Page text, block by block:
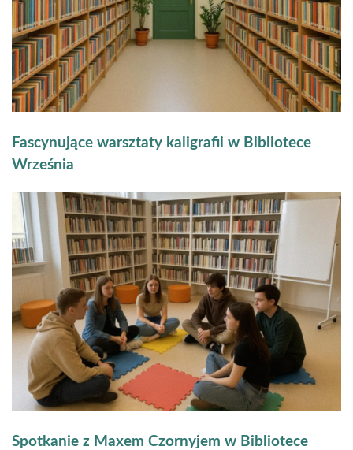
Fascynujące warsztaty kaligrafii w Bibliotece
Września
Spotkanie z Maxem Czornyjem w Bibliotece